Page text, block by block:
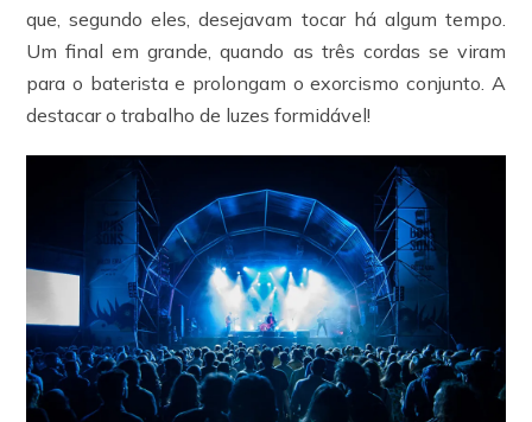
que, segundo eles, desejavam tocar há algum tempo.
Um final em grande, quando as três cordas se viram
para o baterista e prolongam o exorcismo conjunto. A
destacar o trabalho de luzes formidável!